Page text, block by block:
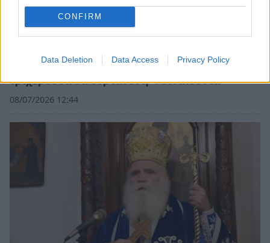
CONFIRM
Data Deletion Data Access Privacy Policy
Μεσσηνία: Την πολιούχο της Παναγία
Τριχερούσα θα εορτάσει η Φοινικούντα
08/07/2026 12:44